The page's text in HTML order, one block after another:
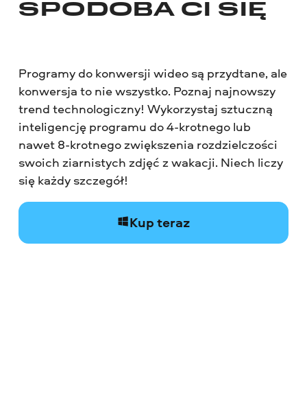
SPODOBA CI SIĘ
Programy do konwersji wideo są przydtane, ale
konwersja to nie wszystko. Poznaj najnowszy
trend technologiczny! Wykorzystaj sztuczną
inteligencję programu do 4-krotnego lub
nawet 8-krotnego zwiększenia rozdzielczości
swoich ziarnistych zdjęć z wakacji. Niech liczy
się każdy szczegół!
Kup teraz